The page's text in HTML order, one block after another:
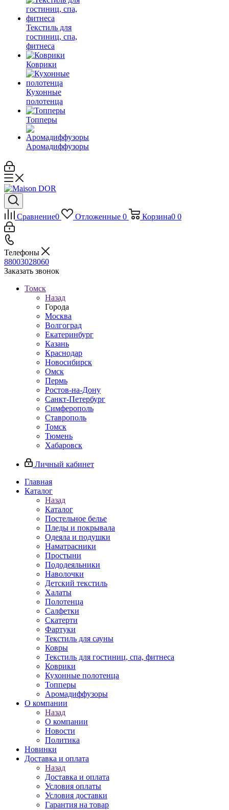
Текстиль для
гостиниц, спа,
фитнеса
Коврики
Кухонные
полотенца
Топперы
Аромадиффузоры
Сравнение0 Отложенные 0 Корзина0 0
Телефоны
88003028060
Заказать звонок
Томск
Назад
Города
Москва
Волгоград
Екатеринбург
Казань
Краснодар
Новосибирск
Омск
Пермь
Ростов-на-Дону
Санкт-Петербург
Симферополь
Ставрополь
Томск
Тюмень
Хабаровск
Личный кабинет
Главная
Каталог
Назад
Каталог
Постельное белье
Пледы и покрывала
Одеяла и подушки
Наматрасники
Простыни
Пододеяльники
Наволочки
Детский текстиль
Халаты
Полотенца
Салфетки
Скатерти
Фартуки
Текстиль для сауны
Ковры
Текстиль для гостиниц, спа, фитнеса
Коврики
Кухонные полотенца
Топперы
Аромадиффузоры
О компании
Назад
О компании
Новости
Политика
Новинки
Доставка и оплата
Назад
Доставка и оплата
Условия оплаты
Условия доставки
Гарантия на товар